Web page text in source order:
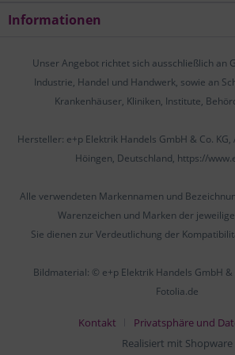
Informationen
Unser Angebot richtet sich ausschließlich an
Industrie, Handel und Handwerk, sowie an
Krankenhäuser, Kliniken, Institute,
Hersteller: e+p Elektrik Handels GmbH & Co. KG,
Höingen, Deutschland, https://
Alle verwendeten Markennamen und
Warenzeichen und Marken der
Sie dienen zur Verdeutlichung der
Bildmaterial: © e+p Elektrik Handels GmbH &
Fotolia.de
Kontakt
Privatsphäre und
Realisiert mit Shopware